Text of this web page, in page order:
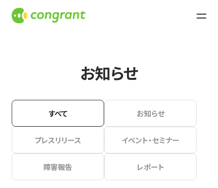
お知らせ
すべて お知らせ
プレスリリース イベント・セミナー
障害報告 レポート